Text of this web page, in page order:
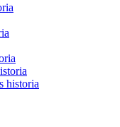
historia